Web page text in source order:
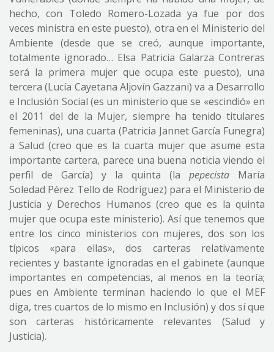
hecho, con Toledo Romero-Lozada ya fue por dos
veces ministra en este puesto), otra en el Ministerio del
Ambiente (desde que se creó, aunque importante,
totalmente ignorado… Elsa Patricia Galarza Contreras
será la primera mujer que ocupa este puesto), una
tercera (Lucía Cayetana Aljovín Gazzani) va a Desarrollo
e Inclusión Social (es un ministerio que se «escindió» en
el 2011 del de la Mujer, siempre ha tenido titulares
femeninas), una cuarta (Patricia Jannet García Funegra)
a Salud (creo que es la cuarta mujer que asume esta
importante cartera, parece una buena noticia viendo el
perfil de García) y la quinta (la pepecista María
Soledad Pérez Tello de Rodríguez) para el Ministerio de
Justicia y Derechos Humanos (creo que es la quinta
mujer que ocupa este ministerio). Así que tenemos que
entre los cinco ministerios con mujeres, dos son los
típicos «para ellas», dos carteras relativamente
recientes y bastante ignoradas en el gabinete (aunque
importantes en competencias, al menos en la teoría;
pues en Ambiente terminan haciendo lo que el MEF
diga, tres cuartos de lo mismo en Inclusión) y dos sí que
son carteras históricamente relevantes (Salud y
Justicia).